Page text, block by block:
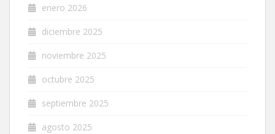
enero 2026
diciembre 2025
noviembre 2025
octubre 2025
septiembre 2025
agosto 2025